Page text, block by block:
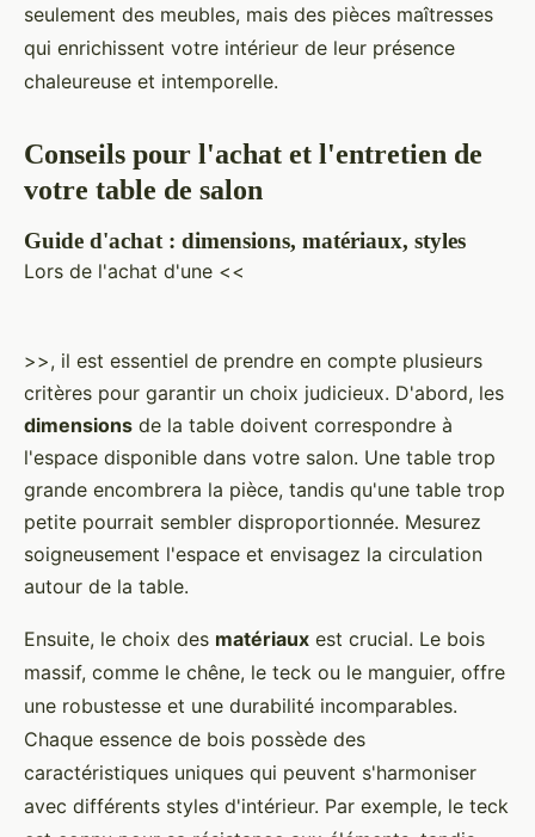
seulement des meubles, mais des pièces maîtresses
qui enrichissent votre intérieur de leur présence
chaleureuse et intemporelle.
Conseils pour l'achat et l'entretien de
votre table de salon
Guide d'achat : dimensions, matériaux, styles
Lors de l'achat d'une <<
>>, il est essentiel de prendre en compte plusieurs
critères pour garantir un choix judicieux. D'abord, les
dimensions de la table doivent correspondre à
l'espace disponible dans votre salon. Une table trop
grande encombrera la pièce, tandis qu'une table trop
petite pourrait sembler disproportionnée. Mesurez
soigneusement l'espace et envisagez la circulation
autour de la table.
Ensuite, le choix des matériaux est crucial. Le bois
massif, comme le chêne, le teck ou le manguier, offre
une robustesse et une durabilité incomparables.
Chaque essence de bois possède des
caractéristiques uniques qui peuvent s'harmoniser
avec différents styles d'intérieur. Par exemple, le teck